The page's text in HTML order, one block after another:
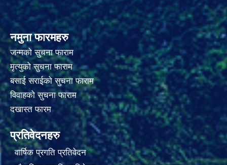
नमुना फारमहरु
जन्मको सुचना फाराम
मृत्युको सुचना फाराम
बसाई सराईको सुचना फाराम
विवाहको सुचना फाराम
दखास्त फारम
प्रतिवेदनहरु
वार्षिक प्रगति प्रतिवेदन